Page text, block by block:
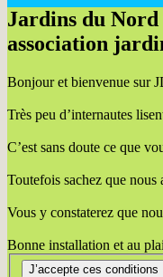
Jardins du
association
Bonjour et bienvenue sur
Très peu d’internautes
C’est sans doute ce que
Toutefois sachez que
Vous y constaterez que
Bonne installation et au